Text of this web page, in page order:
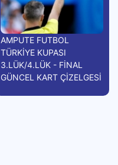
AMPUTE FUTBOL
TÜRKİYE KUPASI
3.LÜK/4.LÜK - FİNAL
GÜNCEL KART ÇİZELGESİ